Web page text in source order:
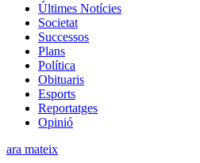
Últimes Notícies
Societat
Successos
Plans
Política
Obituaris
Esports
Reportatges
Opinió
ara mateix